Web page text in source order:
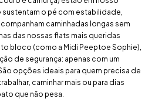
o pé com estabilidade,
caminhadas longas sem
das nossas flats mais queridas
bloco (como a Midi Peeptoe Sophie),
de segurança: apenas com um
opções ideais para quem precisa de
caminhar mais ou para dias
que não pesa.